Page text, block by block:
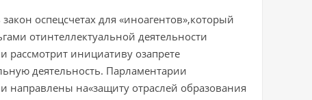
оспецсчетах для «иноагентов»,который
отинтеллектуальной деятельности
рассмотрит инициативу озапрете
деятельность. Парламентарии
направлены на«защиту отраслей образования